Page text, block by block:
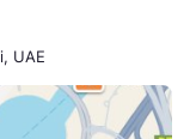
UAE